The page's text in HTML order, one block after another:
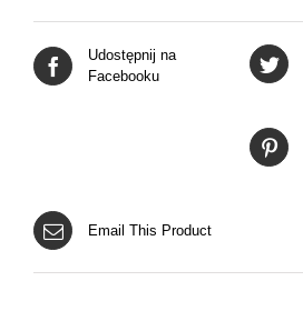
Udostępnij na
Facebooku
Email This Product